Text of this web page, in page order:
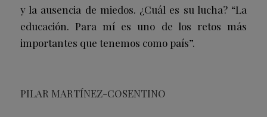
y la ausencia de miedos. ¿Cuál es su lucha? “La
educación. Para mí es uno de los retos más
importantes que tenemos como país”.
PILAR MARTÍNEZ-COSENTINO